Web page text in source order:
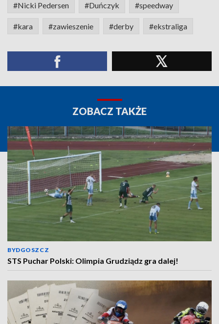
#Nicki Pedersen #Duńczyk #speedway
#kara #zawieszenie #derby #ekstraliga
ZOBACZ TAKŻE
BYDGOSZCZ
STS Puchar Polski: Olimpia Grudziądz gra dalej!